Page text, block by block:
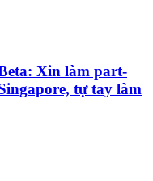
Xin làm part-
tự tay làm